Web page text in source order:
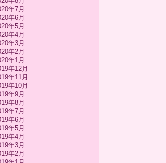
年7月
年6月
年5月
年4月
年3月
年2月
年1月
年12月
年11月
年10月
年9月
年8月
年7月
年6月
年5月
年4月
年3月
年2月